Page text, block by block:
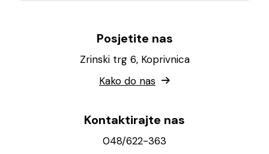
Posjetite nas
Zrinski trg 6, Koprivnica
Kako do nas
Kontaktirajte nas
048/622-363